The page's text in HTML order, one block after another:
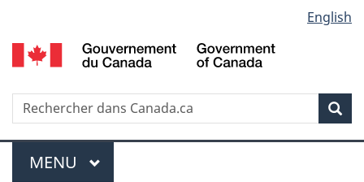
au
contenu
propos
de
la
HTML
simplifiée
selection
English
Recherche
Menu
MENU PRINCIPAL